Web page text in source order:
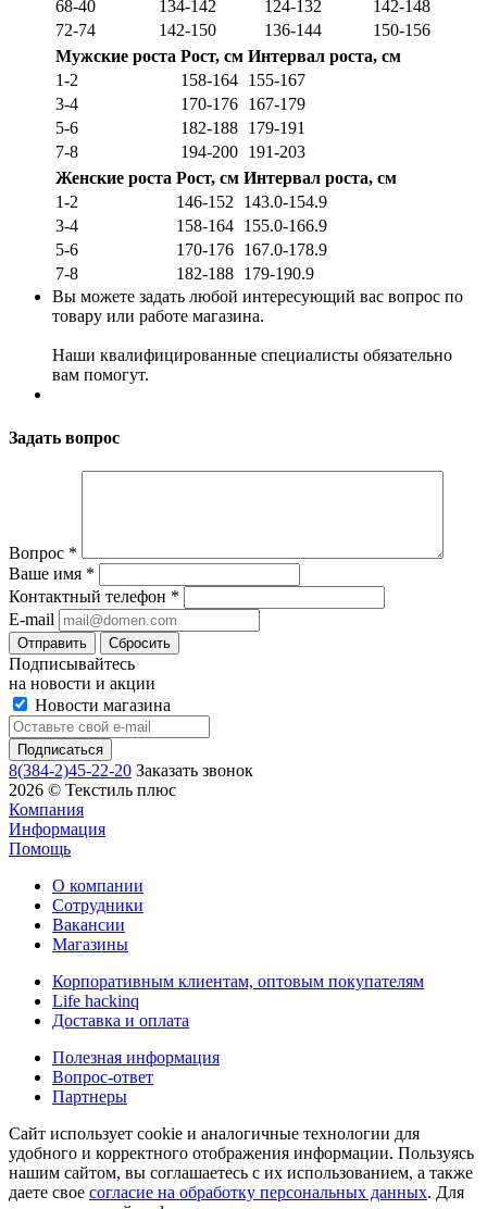
68-40
134-142 124-132
142-148
72-74
142-150 136-144
150-156
Мужские роста Рост, см Интервал роста, см
1-2
158-164 155-167
3-4
170-176 167-179
5-6
182-188 179-191
7-8
194-200 191-203
Женские роста Рост, см Интервал роста, см
1-2
146-152 143.0-154.9
3-4
158-164 155.0-166.9
5-6
170-176 167.0-178.9
7-8
182-188 179-190.9
Вы можете задать любой интересующий вас вопрос по
товару или работе магазина.
Наши квалифицированные специалисты обязательно
вам помогут.
Задать вопрос
Вопрос *
Ваше имя *
Контактный телефон *
E-mail
Сбросить
Подписывайтесь
на новости и акции
Новости магазина
8(384-2)45-22-20 Заказать звонок
2026 © Текстиль плюс
Компания
Информация
Помощь
О компании
Сотрудники
Вакансии
Магазины
Корпоративным клиентам, оптовым покупателям
Life hackinq
Доставка и оплата
Полезная информация
Вопрос-ответ
Партнеры
Сайт использует cookie и аналогичные технологии для
удобного и корректного отображения информации. Пользуясь
нашим сайтом, вы соглашаетесь с их использованием, а также
даете свое согласие на обработку персональных данных. Для